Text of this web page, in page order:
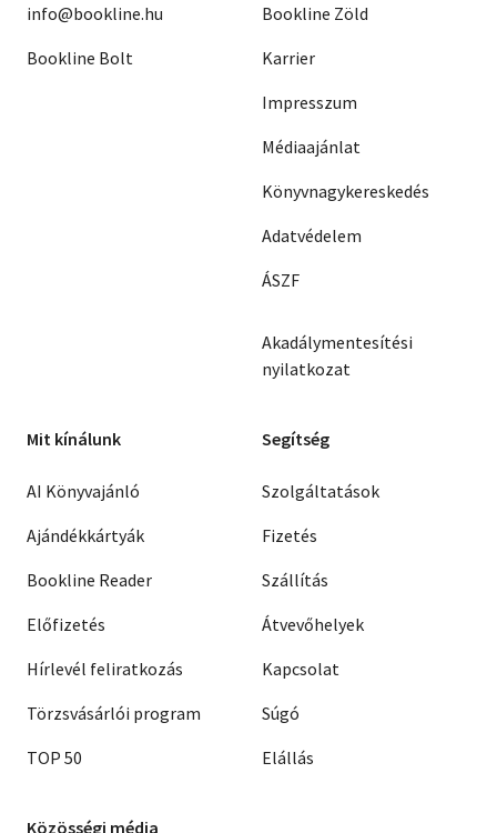
info@bookline.hu
Bookline Bolt
Bookline Zöld
Karrier
Impresszum
Médiaajánlat
Könyvnagykereskedés
Adatvédelem
ÁSZF
Akadálymentesítési
nyilatkozat
Mit kínálunk
AI Könyvajánló
Ajándékkártyák
Bookline Reader
Előfizetés
Hírlevél feliratkozás
Törzsvásárlói program
TOP 50
Segítség
Szolgáltatások
Fizetés
Szállítás
Átvevőhelyek
Kapcsolat
Súgó
Elállás
Közösségi média